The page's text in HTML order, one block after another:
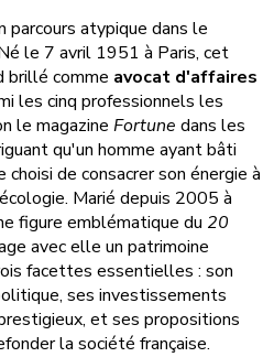
parcours atypique dans le
le 7 avril 1951 à Paris, cet
brillé comme avocat d'affaires
les cinq professionnels les
le magazine Fortune dans les
qu'un homme ayant bâti
de consacrer son énergie à
Marié depuis 2005 à
figure emblématique du 20
avec elle un patrimoine
facettes essentielles : son
ses investissements
et ses propositions
la société française.